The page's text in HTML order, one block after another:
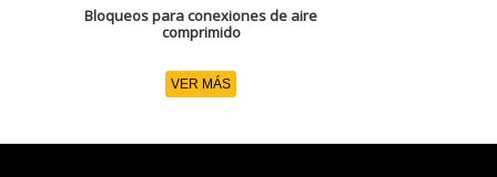
Bloqueos para conexiones de aire
comprimido
VER MÁS